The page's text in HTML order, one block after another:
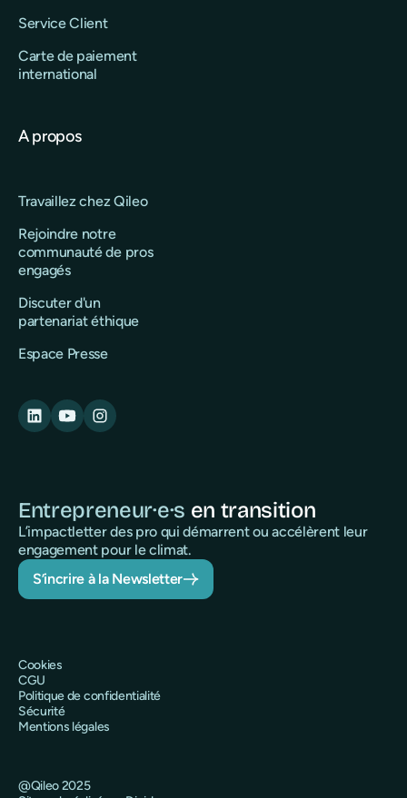
Service Client
Carte de paiement
international
A propos
Travaillez chez Qileo
Rejoindre notre
communauté de pros
engagés
Discuter d'un
partenariat éthique
Espace Presse
Entrepreneur·e·s en transition
L’impactletter des pro qui démarrent ou accélèrent leur
engagement pour le climat.
S’incrire à la Newsletter
@Qileo 2025
Cookies
CGU
Politique de confidentialité
Sécurité
Mentions légales